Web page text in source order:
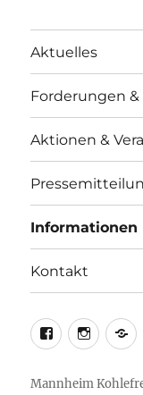
Aktuelles
Forderungen
Aktionen &
Informationen
Kontakt
facebook
Mannheim